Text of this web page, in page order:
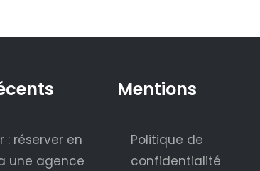
: réserver en
une agence
Mentions
Politique de
confidentialité